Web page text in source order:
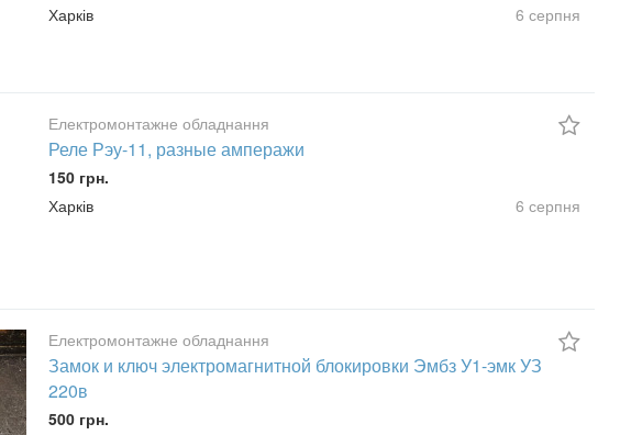
Харків
6 серпня
Електромонтажне обладнання
Реле Рэу-11, разные амперажи
150 грн.
Харків
6 серпня
Електромонтажне обладнання
Замок и ключ электромагнитной блокировки Эмбз У1-эмк УЗ
220в
500 грн.